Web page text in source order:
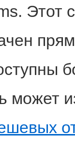
Этот
может